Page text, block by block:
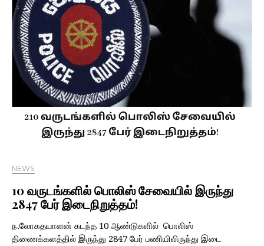
NEWS
10 வருடங்களில் பொலிஸ் சேவையில் இருந்து
2847 பேர் இடைநிறுத்தம்!
ந.லோகதயாளன் கடந்த 10 ஆண்டுகளில் பொலிஸ்
திணைக்களத்தில் இருந்து 2847 பேர் பணியிலிருந்து இடை